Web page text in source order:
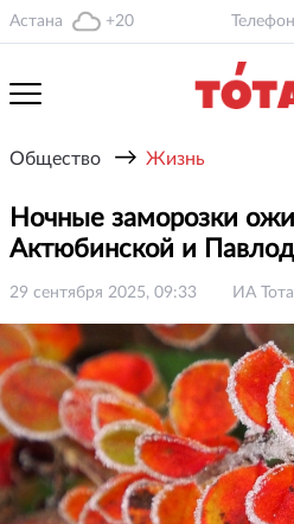
Астана +20
Общество → Жизнь
Ночные заморозки
Актюбинской и
29 сентября 2025, 09:33 ИА